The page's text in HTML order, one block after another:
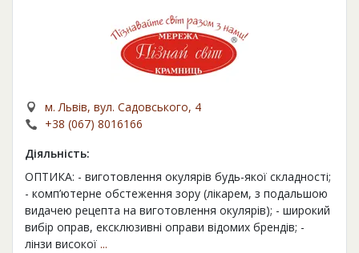
м. Львів, вул. Садовського, 4
+38 (067) 8016166
Діяльність:
ОПТИКА: - виготовлення окулярів будь-якої складності;
- комп’ютерне обстеження зору (лікарем, з подальшою
видачею рецепта на виготовлення окулярів); - широкий
вибір оправ, ексклюзивні оправи відомих брендів; -
лінзи високої ...